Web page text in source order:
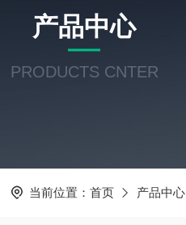
产品中心
PRODUCTS CNTER
当前位置： 首页 产品中心